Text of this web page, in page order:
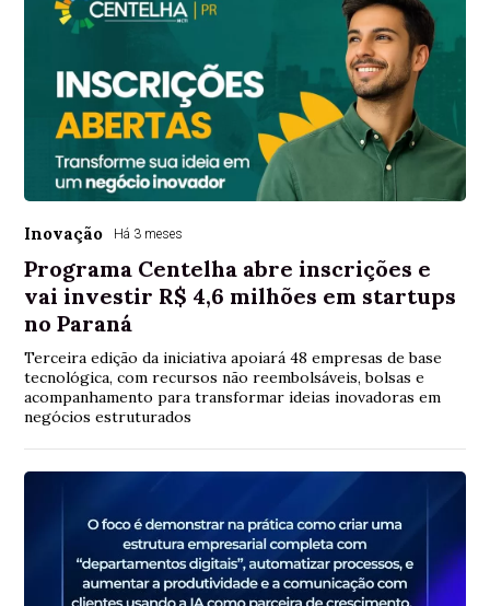
Inovação Há 3 meses
Programa Centelha abre inscrições e
vai investir R$ 4,6 milhões em startups
no Paraná
Terceira edição da iniciativa apoiará 48 empresas de base
tecnológica, com recursos não reembolsáveis, bolsas e
acompanhamento para transformar ideias inovadoras em
negócios estruturados